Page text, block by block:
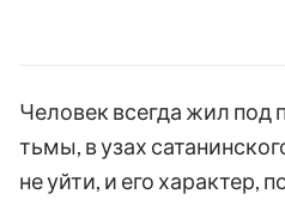
Человек всегда жил под
тьмы, в узах
не уйти, и его характер,